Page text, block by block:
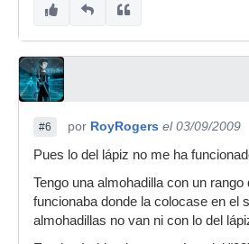
#6 por RoyRogers el 03/09/2009
Pues lo del lápiz no me ha
Tengo una almohadilla con un
funcionaba donde la colocase en el
almohadillas no van ni con lo del